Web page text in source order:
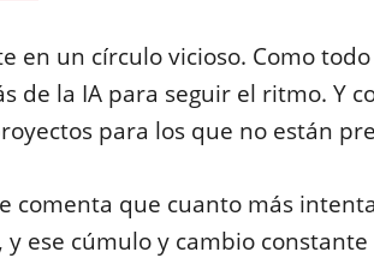
en un círculo vicioso. Como
de la IA para seguir el ritmo. Y
para los que no están
comenta que cuanto más
ese cúmulo y cambio